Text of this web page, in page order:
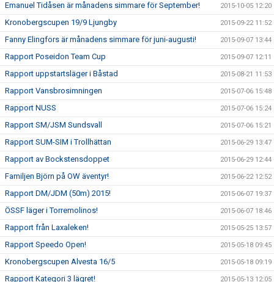
Emanuel Tidåsen är månadens simmare för September! 2015-10-05 12:20
Kronobergscupen 19/9 Ljungby 2015-09-22 11:52
Fanny Elingfors är månadens simmare för juni-augusti! 2015-09-07 13:44
Rapport Poseidon Team Cup 2015-09-07 12:11
Rapport uppstartsläger i Båstad 2015-08-21 11:53
Rapport Vansbrosimningen 2015-07-06 15:48
Rapport NUSS 2015-07-06 15:24
Rapport SM/JSM Sundsvall 2015-07-06 15:21
Rapport SUM-SIM i Trollhättan 2015-06-29 13:47
Rapport av Bockstensdoppet 2015-06-29 12:44
Familjen Björn på OW äventyr! 2015-06-22 12:52
Rapport DM/JDM (50m) 2015! 2015-06-07 19:37
ÖSSF läger i Torremolinos! 2015-06-07 18:46
Rapport från Laxaleken! 2015-05-25 13:57
Rapport Speedo Open! 2015-05-18 09:45
Kronobergscupen Alvesta 16/5 2015-05-18 09:19
Rapport Kategori 3 lägret! 2015-05-13 12:05